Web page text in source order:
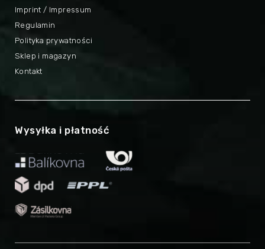
Imprint / Impressum
Regulamin
Polityka prywatności
Sklep i magazyn
Kontakt
Wysyłka i płatność